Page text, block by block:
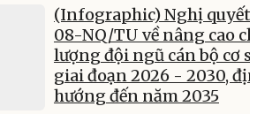
(Infographic) Nghị quyết
08-NQ/TU về nâng cao
lượng đội ngũ cán bộ cơ
giai đoạn 2026 - 2030,
hướng đến năm 2035